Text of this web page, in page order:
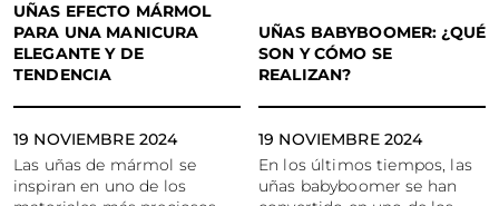
UÑAS EFECTO MÁRMOL
PARA UNA MANICURA
ELEGANTE Y DE
TENDENCIA
19 NOVIEMBRE 2024
Las uñas de mármol se
inspiran en uno de los
UÑAS BABYBOOMER: ¿QUÉ
SON Y CÓMO SE
REALIZAN?
19 NOVIEMBRE 2024
En los últimos tiempos, las
uñas babyboomer se han